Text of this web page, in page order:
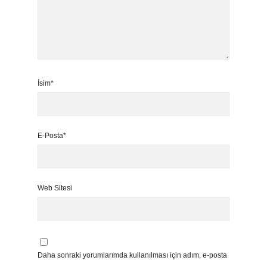
İsim*
E-Posta*
Web Sitesi
Daha sonraki yorumlarımda kullanılması için adım, e-posta